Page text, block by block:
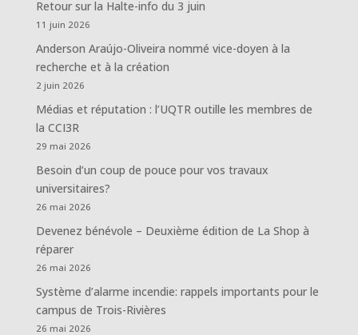
Retour sur la Halte-info du 3 juin
11 juin 2026
Anderson Araújo-Oliveira nommé vice-doyen à la
recherche et à la création
2 juin 2026
Médias et réputation : l’UQTR outille les membres de
la CCI3R
29 mai 2026
Besoin d’un coup de pouce pour vos travaux
universitaires?
26 mai 2026
Devenez bénévole – Deuxième édition de La Shop à
réparer
26 mai 2026
Système d’alarme incendie: rappels importants pour le
campus de Trois-Rivières
26 mai 2026